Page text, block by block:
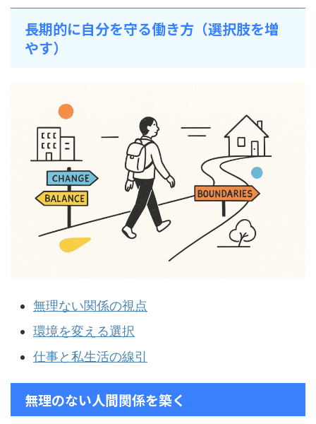
長期的に自分を守る働き方（選択肢を増
やす）
無理ない関係の視点
環境を変える選択
仕事と私生活の線引
無理のない人間関係を築く